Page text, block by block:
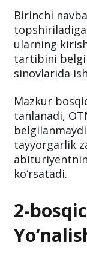
Birinchi
ularning
tartibini
sinovlarida
Mazkur
tanlanadi,
tayyorgarlik
ko‘rsatadi.
2-